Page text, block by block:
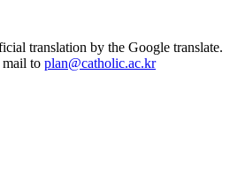
translation by the Google translate.
to plan@catholic.ac.kr